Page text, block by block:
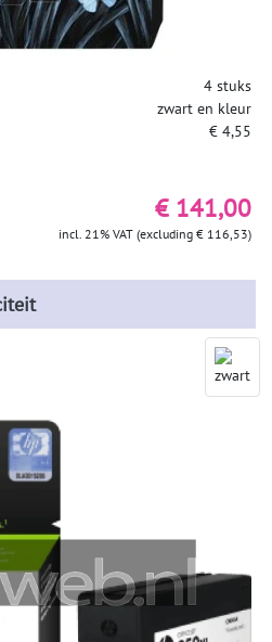
4 stuks
zwart en kleur
€ 4,55
€ 141,00
incl. 21% VAT (excluding € 116,53)